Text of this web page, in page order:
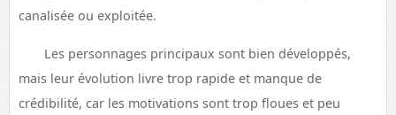
canalisée ou exploitée.
Les personnages principaux sont bien développés,
mais leur évolution livre trop rapide et manque de
crédibilité, car les motivations sont trop floues et peu